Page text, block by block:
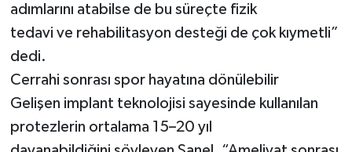
adımlarını atabilse de bu süreçte fizik
tedavi ve rehabilitasyon desteği de çok kıymetli”
dedi.
Cerrahi sonrası spor hayatına dönülebilir
Gelişen implant teknolojisi sayesinde kullanılan
protezlerin ortalama 15–20 yıl